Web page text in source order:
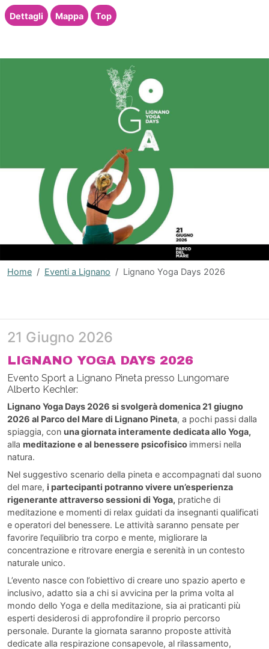
Home Eventi a Lignano Lignano Yoga Days 2026
21 Giugno 2026
LIGNANO YOGA DAYS 2026
Evento Sport a Lignano Pineta presso Lungomare
Alberto Kechler:
Lignano Yoga Days 2026 si svolgerà domenica 21 giugno
2026 al Parco del Mare di Lignano Pineta, a pochi passi dalla
spiaggia, con una giornata interamente dedicata allo Yoga,
alla meditazione e al benessere psicofisico immersi nella
natura.
Nel suggestivo scenario della pineta e accompagnati dal suono
del mare, i partecipanti potranno vivere un’esperienza
rigenerante attraverso sessioni di Yoga, pratiche di
meditazione e momenti di relax guidati da insegnanti qualificati
e operatori del benessere. Le attività saranno pensate per
favorire l’equilibrio tra corpo e mente, migliorare la
concentrazione e ritrovare energia e serenità in un contesto
naturale unico.
L’evento nasce con l’obiettivo di creare uno spazio aperto e
inclusivo, adatto sia a chi si avvicina per la prima volta al
mondo dello Yoga e della meditazione, sia ai praticanti più
esperti desiderosi di approfondire il proprio percorso
personale. Durante la giornata saranno proposte attività
dedicate alla respirazione consapevole, al rilassamento,
Dettagli Mappa Top